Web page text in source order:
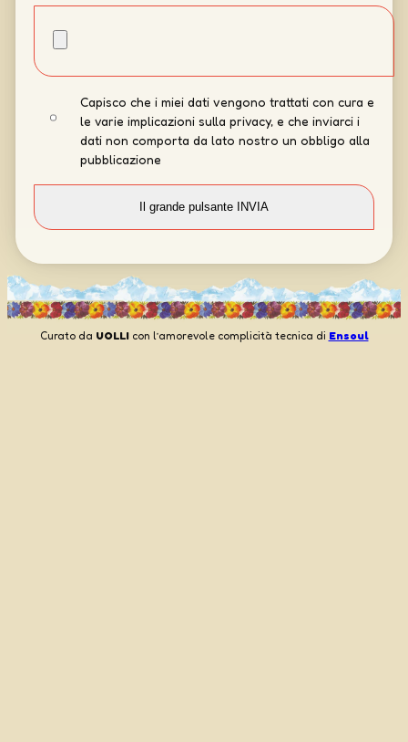
Capisco che i miei dati vengono trattati con cura e
le varie implicazioni sulla privacy, e che inviarci i
dati non comporta da lato nostro un obbligo alla
pubblicazione
Curato da UOLLIcon l’amorevole complicità tecnica di Ensoul